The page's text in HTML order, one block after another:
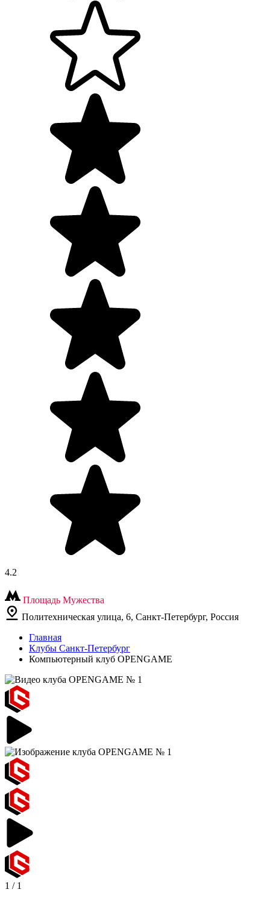
4.2
Площадь Мужества
Политехническая улица, 6, Санкт-Петербург, Россия
Главная
Клубы Санкт-Петербург
Компьютерный клуб OPENGAME
1 / 1